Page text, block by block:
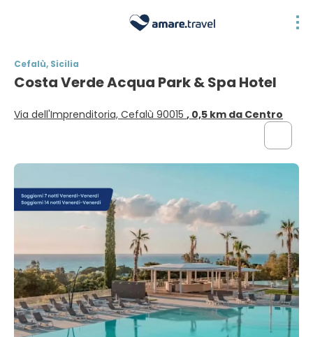
Cefalù, Sicilia
Costa Verde Acqua Park & Spa Hotel
Via dell'Imprenditoria, Cefalù 90015 , 0,5 km da Centro